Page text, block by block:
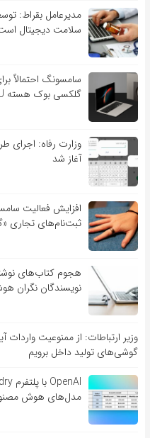
مدیرعامل بقراط:
سلامت دیجیتال
سامسونگ احتمالاً
گلکسی بوک هسته CPU اختصاصی می‌سازد
وزارت رفاه: اجرای
آغاز شد
افزایش فعالیت
ثبت‌نام‌های تجاری
نویسندگان نگران
وزیر ارتباطات: از ممنوعیت واردات
گوشی‌های تولید داخل برویم
مدل‌های هوش